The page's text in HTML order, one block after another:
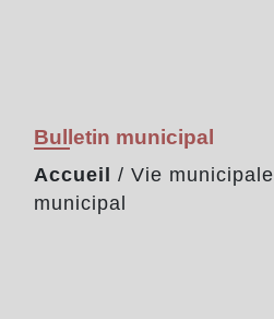
Bulletin municipal
Accueil / Vie municipale
municipal